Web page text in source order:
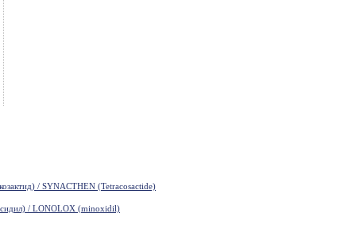
/ SYNACTHEN (Tetracosactide)
/ LONOLOX (minoxidil)